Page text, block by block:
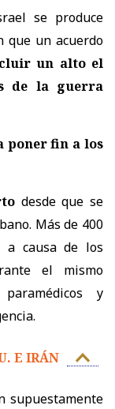
se produce
un acuerdo
un alto el
de la guerra
poner fin a los
desde que se
Más de 400
a causa de los
el mismo
y
E IRÁN
supuestamente